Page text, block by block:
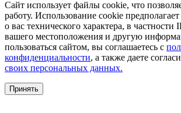
Сайт использует файлы cookie, что
работу. Использование cookie
о вас технического характера, в частности
вашего местоположения и другую
пользоваться сайтом, вы соглашаетесь с
конфиденциальности, а также даете
своих персональных данных.
Принять